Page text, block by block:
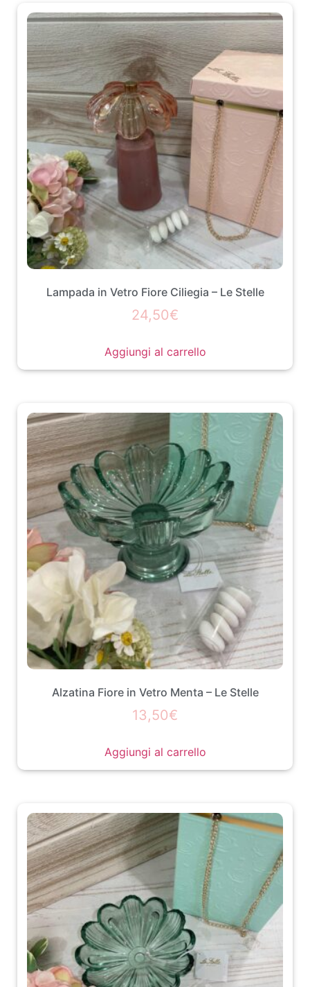
Lampada in Vetro Fiore Ciliegia – Le Stelle
24,50€
Aggiungi al carrello
Alzatina Fiore in Vetro Menta – Le Stelle
13,50€
Aggiungi al carrello